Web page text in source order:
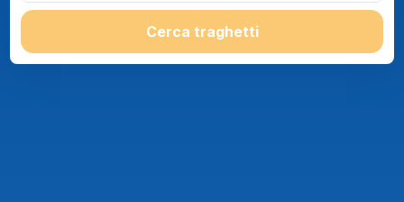
Cerca traghetti